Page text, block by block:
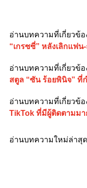
อ่านบทความที่เกี่ยวข้อ
“เกรซซี่” หลังเลิกแฟ
อ่านบทความที่เกี่ยวข้อ
สตูล “ซัน ร้อยพินิจ” ที่
อ่านบทความที่เกี่ยวข้อ
TikTok ที่มีผู้ติดตามม
อ่านบทความใหม่ล่าสุด